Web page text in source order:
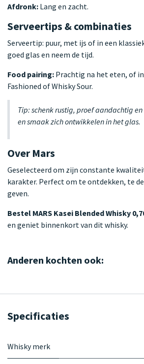
Afdronk: Lang en zacht.
Serveertips & combinaties
Serveertip: puur, met ijs of in een
goed glas en neem de tijd.
Food pairing: Prachtig na het eten, of
Fashioned of Whisky Sour.
Tip: schenk rustig, proef aandachtig
en smaak zich ontwikkelen in het glas.
Over Mars
Geselecteerd om zijn constante
karakter. Perfect om te ontdekken, te
geven.
Bestel MARS Kasei Blended Whisky
en geniet binnenkort van dit whisky.
Anderen kochten ook:
Specificaties
Whisky merk